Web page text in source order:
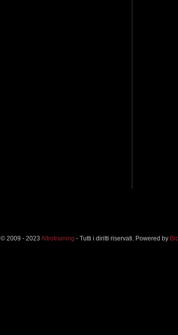
© 2009 - 2023 Altrotraining - Tutti i diritti riservati. Powered by